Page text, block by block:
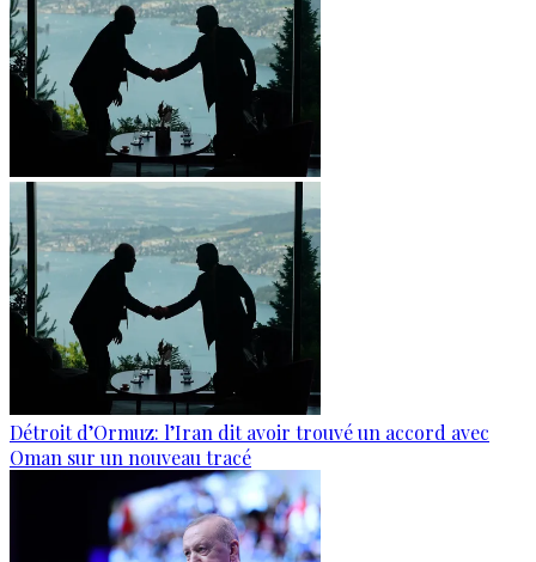
Détroit d’Ormuz: l’Iran dit avoir trouvé un accord avec
Oman sur un nouveau tracé